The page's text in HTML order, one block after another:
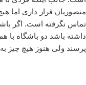
منصوریان قرار داری اما
تماس نگرفته است. اگر
داشته باشد دو باشگاه با
پرسند ولی هنوز هیچ